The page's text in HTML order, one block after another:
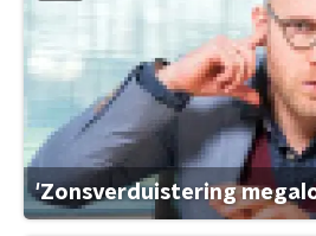
'Zonsverduistering